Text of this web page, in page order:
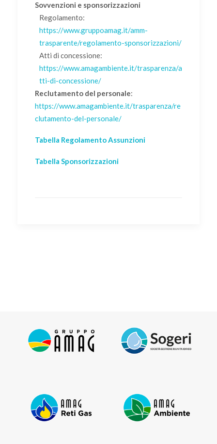
Sovvenzioni e sponsorizzazioni
Regolamento:
https://www.gruppoamag.it/amm-
trasparente/regolamento-sponsorizzazioni/
Atti di concessione:
https://www.amagambiente.it/trasparenza/a
tti-di-concessione/
Reclutamento del personale:
https://www.amagambiente.it/trasparenza/re
clutamento-del-personale/
Tabella Regolamento Assunzioni
Tabella Sponsorizzazioni